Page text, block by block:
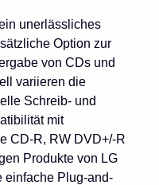
unerlässliches
Option zur
von CDs und
variieren die
Schreib- und
mit
CD-R, RW DVD+/-R
Produkte von LG
einfache Plug-and-